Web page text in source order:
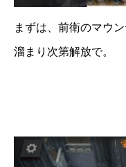
まずは、前衛のマウ
溜まり次第解放で。